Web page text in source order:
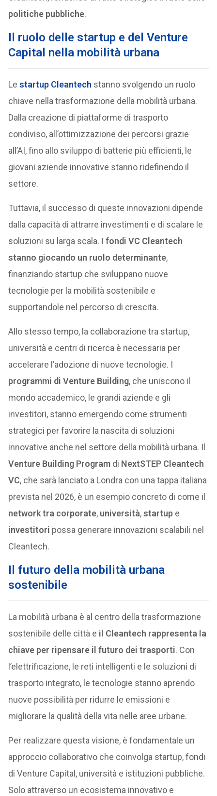
politiche pubbliche.
Il ruolo delle startup e del Venture
Capital nella mobilità urbana
Le startup Cleantech stanno svolgendo un ruolo
chiave nella trasformazione della mobilità urbana.
Dalla creazione di piattaforme di trasporto
condiviso, all’ottimizzazione dei percorsi grazie
all’AI, fino allo sviluppo di batterie più efficienti, le
giovani aziende innovative stanno ridefinendo il
settore.
Tuttavia, il successo di queste innovazioni dipende
dalla capacità di attrarre investimenti e di scalare le
soluzioni su larga scala. I fondi VC Cleantech
stanno giocando un ruolo determinante,
finanziando startup che sviluppano nuove
tecnologie per la mobilità sostenibile e
supportandole nel percorso di crescita.
Allo stesso tempo, la collaborazione tra startup,
università e centri di ricerca è necessaria per
accelerare l’adozione di nuove tecnologie. I
programmi di Venture Building, che uniscono il
mondo accademico, le grandi aziende e gli
investitori, stanno emergendo come strumenti
strategici per favorire la nascita di soluzioni
innovative anche nel settore della mobilità urbana. Il
Venture Building Program di NextSTEP Cleantech
VC, che sarà lanciato a Londra con una tappa italiana
prevista nel 2026, è un esempio concreto di come il
network tra corporate, università,startup e
investitori possa generare innovazioni scalabili nel
Cleantech.
Il futuro della mobilità urbana
sostenibile
La mobilità urbana è al centro della trasformazione
sostenibile delle città e il Cleantech rappresenta la
chiave per ripensare il futuro dei trasporti. Con
l’elettrificazione, le reti intelligenti e le soluzioni di
trasporto integrato, le tecnologie stanno aprendo
nuove possibilità per ridurre le emissioni e
migliorare la qualità della vita nelle aree urbane.
Per realizzare questa visione, è fondamentale un
approccio collaborativo che coinvolga startup, fondi
di Venture Capital, università e istituzioni pubbliche.
Solo attraverso un ecosistema innovativo e